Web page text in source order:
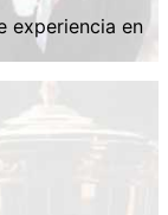
experiencia en